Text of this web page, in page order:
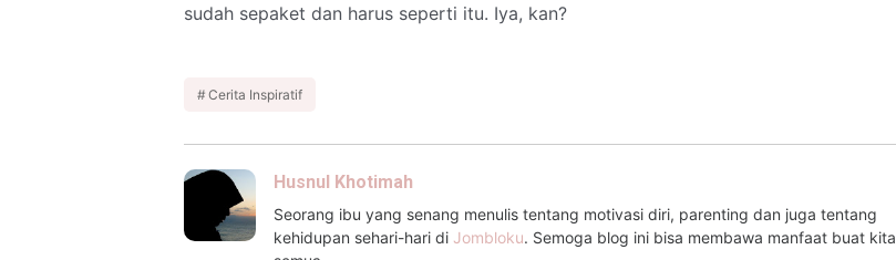
sudah sepaket dan harus seperti itu. Iya, kan?
Cerita Inspiratif
Husnul Khotimah
Seorang ibu yang senang menulis tentang motivasi diri, parenting dan juga tentang
kehidupan sehari-hari di Jombloku. Semoga blog ini bisa membawa manfaat buat kita